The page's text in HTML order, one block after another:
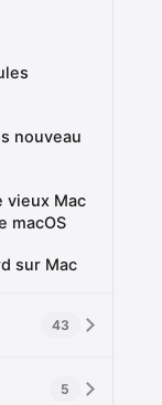
nouveau
vieux Mac
macOS
sur Mac
43
5